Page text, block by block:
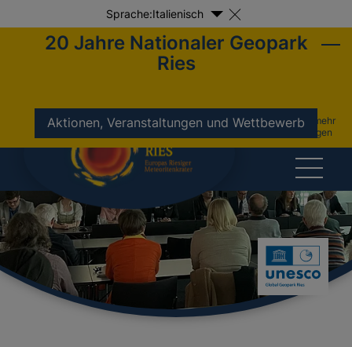
Sprache:Italienisch
20 Jahre Nationaler Geopark
Ries
Aktionen, Veranstaltungen und Wettbewerbnicht mehr
anzeigen